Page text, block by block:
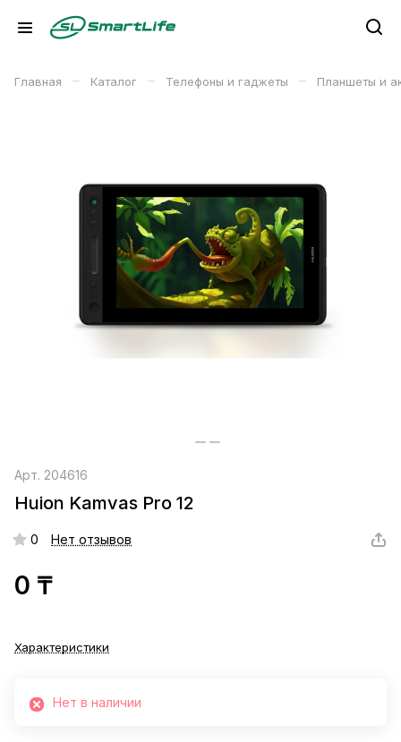
Главная – Каталог – Телефоны и гаджеты – Планшеты и
Арт. 204616
Huion Kamvas Pro 12
0 Нет отзывов
0 ₸
Характеристики
Нет в наличии